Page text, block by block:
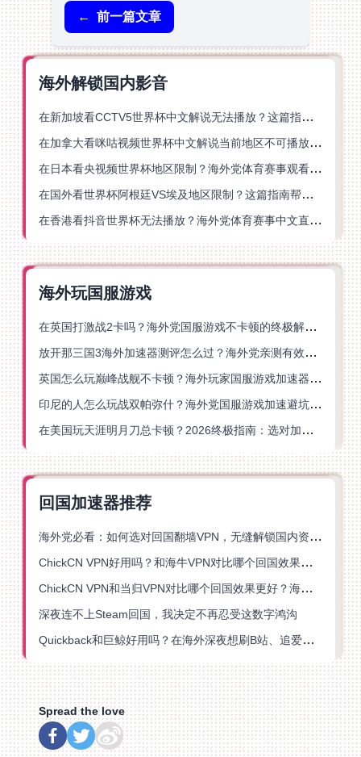
← 前一篇文章
海外解锁国内影音
在新加坡看CCTV5世界杯中文解说无法播放？这篇指南帮你解锁海外体育直播自由
在加拿大看咪咕视频世界杯中文解说当前地区不可播放？这篇指南帮你一键解决
在日本看央视频世界杯地区限制？海外党体育赛事观看终极指南
在国外看世界杯阿根廷VS埃及地区限制？这篇指南帮你搞定中文直播+解说
在香港看抖音世界杯无法播放？海外党体育赛事中文直播终极指南
海外玩国服游戏
在英国打激战2卡吗？海外党国服游戏不卡顿的终极解决方案
放开那三国3海外加速器测评怎么过？海外党亲测有效的国服游戏加速指南
英国怎么玩巅峰战舰不卡顿？海外玩家国服游戏加速器终极指南
印尼的人怎么玩战双帕弥什？海外党国服游戏加速避坑指南
在美国玩天涯明月刀总卡顿？2026终极指南：选对加速器让你丝滑连招
回国加速器推荐
海外党必看：如何选对回国翻墙VPN，无缝解锁国内资源？
ChickCN VPN好用吗？和海牛VPN对比哪个回国效果更好？
ChickCN VPN和当归VPN对比哪个回国效果更好？海外党亲测后选了它
深夜连不上Steam回国，我决定不再忍受这数字鸿沟
Quickback和巨鲸好用吗？在海外深夜想刷B站、追爱奇艺的你，或许正需要这份答案
Spread the love